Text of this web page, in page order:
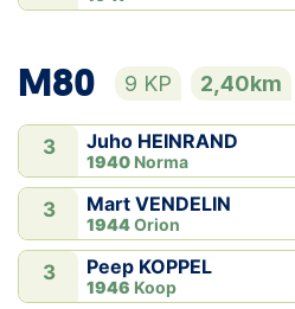
M80 9 KP 2,40km
3 Juho HEINRAND
1940 Norma
3 Mart VENDELIN
1944Orion
3 Peep KOPPEL
1946 Koop